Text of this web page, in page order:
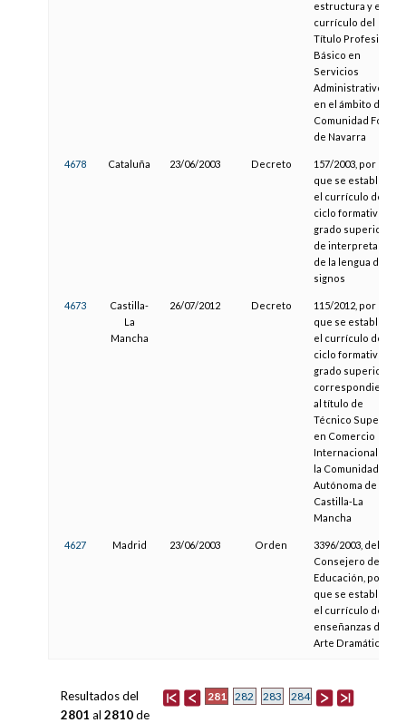
estructura y el
currículo del
Título Profesional
Básico en
Servicios
Administrativos
en el ámbito de la
Comunidad Foral
de Navarra
4678 Cataluña 23/06/2003 Decreto
157/2003, por el
que se establece
el currículo del
ciclo formativo de
grado superior
de interpretación
de la lengua de
signos
4673
Castilla-
La
Mancha
26/07/2012 Decreto
115/2012, por el
que se establece
el currículo del
ciclo formativo de
grado superior
correspondiente
al título de
Técnico Superior
en Comercio
Internacional en
la Comunidad
Autónoma de
Castilla-La
Mancha
4627 Madrid 23/06/2003 Orden
3396/2003, del
Consejero de
Educación, por la
que se establece
el currículo de las
enseñanzas de
Arte Dramático
281 282 283 284
Resultados del
2801 al 2810de